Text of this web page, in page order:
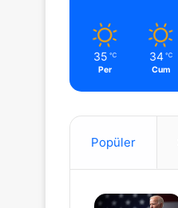
35 ℃
Per
34 ℃
Cum
Popüler